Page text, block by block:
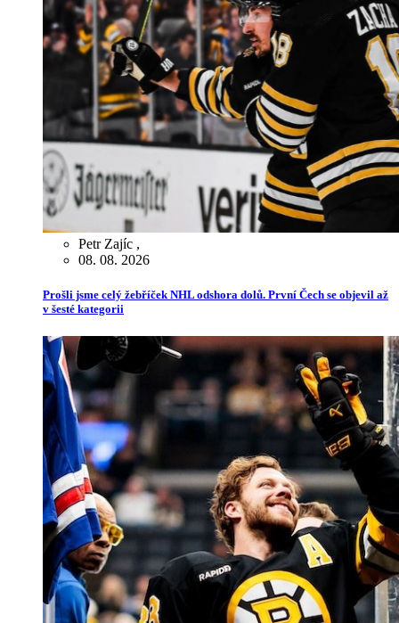
Petr Zajíc ,
08. 08. 2026
Prošli jsme celý žebříček NHL odshora dolů. První Čech se objevil až
v šesté kategorii